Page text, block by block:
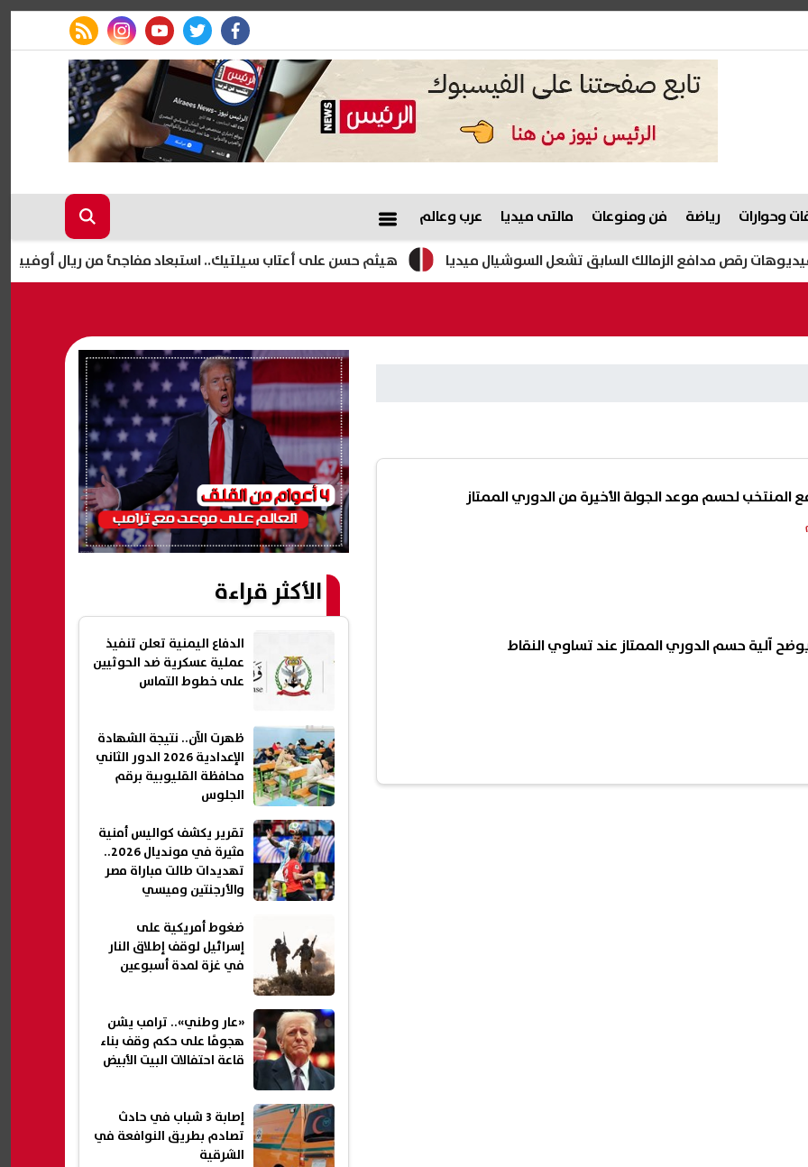
facebook
twitter
youtube
instagram
rss feed
وحوارات رياضة فن ومنوعات مالتى ميديا عرب وعالم
هيثم حسن على أعتاب سيلتيك.. استبعاد مفاجئ من ريال أوفييدو يمهد رقص مدافع الزمالك السابق تشعل السوشيال ميديا
المنتخب لحسم موعد الجولة الأخيرة من الدوري الممتاز
آلية حسم الدوري الممتاز عند تساوي النقاط
الأكثر قراءة
الدفاع اليمنية تعلن تنفيذ
عملية عسكرية ضد الحوثيين
على خطوط التماس
ظهرت الآن.. نتيجة الشهادة
الإعدادية 2026 الدور الثاني
محافظة القليوبية برقم
الجلوس
تقرير يكشف كواليس أمنية
مثيرة في مونديال 2026..
تهديدات طالت مباراة مصر
والأرجنتين وميسي
ضغوط أمريكية على
إسرائيل لوقف إطلاق النار
في غزة لمدة أسبوعين
«عار وطني».. ترامب يشن
هجومًا على حكم وقف بناء
قاعة احتفالات البيت الأبيض
إصابة 3 شباب في حادث
تصادم بطريق النوافعة في
الشرقية